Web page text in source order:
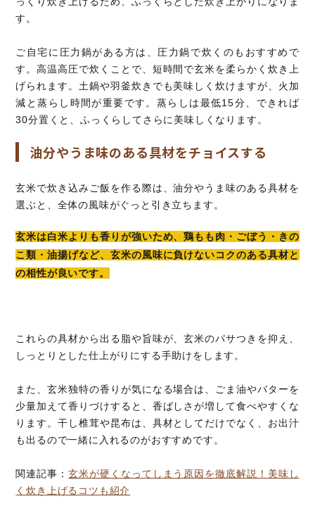
す。
ご自宅に圧力鍋がある方は、圧力鍋で炊くのもおすすめで
す。高温高圧で炊くことで、短時間で玄米を柔らかく炊き上
げられます。土鍋や羽釜炊きでも美味しく炊けますが、火加
減と蒸らし時間が重要です。蒸らしは最低15分、できれば
30分置くと、ふっくらしてさらに美味しくなります。
油分やうま味のある具材をチョイスする
玄米で炊き込みご飯を作る際は、油分やうま味のある具材を
選ぶと、全体の風味がぐっと引き立ちます。
玄米は白米よりも香りが強いため、鶏もも肉・ごぼう・きの
こ類・油揚げなど、玄米の風味に負けないコクのある具材と
の相性が良いです。
これらの具材から出る脂や旨味が、玄米のパサつきを抑え、
しっとりとした仕上がりにする手助けをします。
また、玄米独特の香りが気になる場合は、ごま油やバターを
少量加えて香りづけすると、香ばしさが増して食べやすくな
ります。干し椎茸や昆布は、具材としてだけでなく、お出汁
も出るので一緒に入れるのがおすすめです。
関連記事：玄米が硬くなってしまう原因を徹底解説！美味し
く炊き上げるコツも紹介